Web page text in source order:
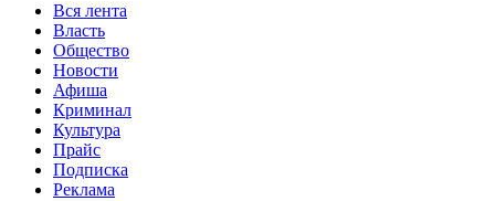
Вся лента
Власть
Общество
Новости
Афиша
Криминал
Культура
Прайс
Подписка
Реклама